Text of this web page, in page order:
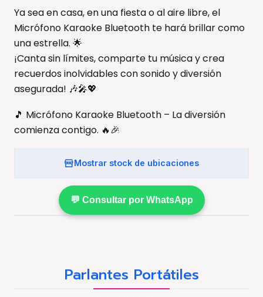
Ya sea en casa, en una fiesta o al aire libre, el
Micrófono Karaoke Bluetooth te hará brillar como
una estrella. 🌟
¡Canta sin límites, comparte tu música y crea
recuerdos inolvidables con sonido y diversión
asegurada! 🎶🎤💖
🎵 Micrófono Karaoke Bluetooth – La diversión
comienza contigo. 🔥🎉
Mostrar stock de ubicaciones
💬 Consultar por WhatsApp
Parlantes Portátiles